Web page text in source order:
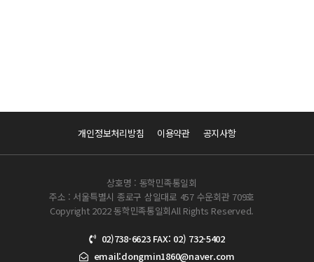
개인정보처리방침 이용약관 공지사항
상호명 : 동학민족통일회
주소 : 서울특별시 종로구 삼일대로 457 수운회관 709호
Copyright 2022 동학민족통일회All Rights Reserved.
02)738-6623 FAX: 02) 732-5402
email:dongmin1860@naver.com